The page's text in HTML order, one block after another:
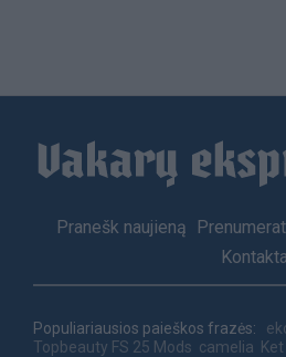
Footer
Pranešk naujieną
Populiariausios paieškos frazės:
Topbeauty FS 25 Mods camelia